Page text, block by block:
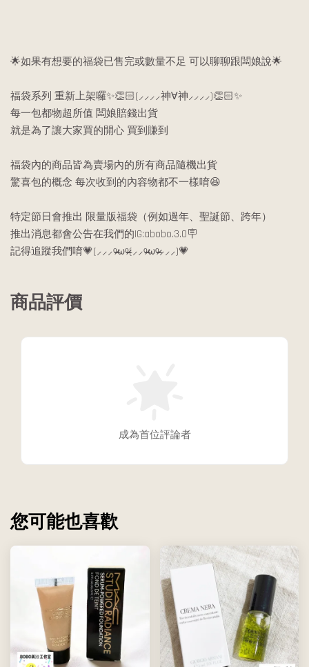
🌟如果有想要的福袋已售完或數量不足 可以聊聊跟闆娘說🌟
福袋系列 重新上架囉✨️👏🏻(⸝⸝⸝⸝神∀神⸝⸝⸝⸝)👏🏻✨️
每一包都物超所值 闆娘賠錢出貨
就是為了讓大家買的開心 買到賺到
福袋內的商品皆為賣場內的所有商品隨機出貨
驚喜包的概念 每次收到的內容物都不一樣唷😆
特定節日會推出 限量版福袋（例如過年、聖誕節、跨年）
推出消息都會公告在我們的IG:abobo.3.0🪧
記得追蹤我們唷💗(⸝⸝⸝ᵒ̴̶̷ωᵒ̴̶̷(⸝⸝ᵒ̴̶̷ωᵒ̴̶̷⸝⸝⸝)💗
商品評價
成為首位評論者
您可能也喜歡